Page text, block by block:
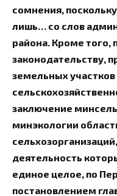
сомнения,
лишь… со слов
района. Кроме
законодательству,
земельных участков
заключение
минэкологии
деятельность
единое целое, по
постановлением